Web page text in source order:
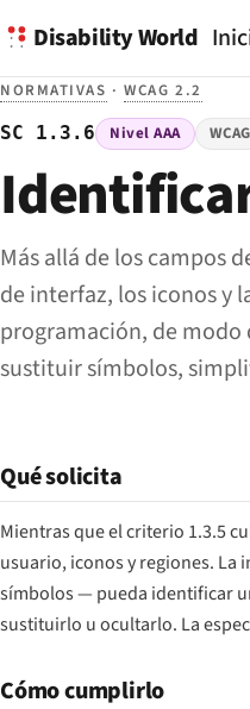
Disability World
NORMATIVAS ·WCAG 2.2
SC 1.3.6 Nivel AAA
Más allá de los campos
de interfaz, los iconos y
programación, de modo
sustituir símbolos,
Qué solicita
Mientras que el criterio 1.3.5
usuario, iconos y regiones.
símbolos — pueda identificar
sustituirlo u ocultarlo. La
Cómo cumplirlo